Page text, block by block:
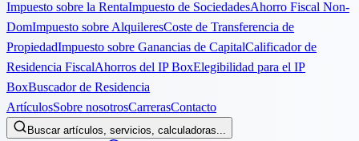
Impuesto sobre la RentaImpuesto de SociedadesAhorro Fiscal Non-
DomImpuesto sobre AlquileresCoste de Transferencia de
PropiedadImpuesto sobre Ganancias de CapitalCalificador de
Residencia FiscalAhorros del IP BoxElegibilidad para el IP
BoxBuscador de Residencia
ArtículosSobre nosotrosCarrerasContacto
Buscar artículos, servicios, calculadoras...